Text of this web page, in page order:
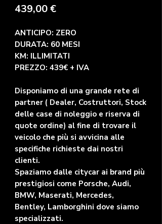
439,00 €Prezzo
ANTICIPO: ZERO
DURATA: 60 MESI
KM: ILLIMITATI
PREZZO: 439€ + IVA
Disponiamo di una grande rete di
partner ( Dealer, Costruttori, Stock
delle case di noleggio e riserva di
quote ordine) al fine di trovare il
veicolo che più si avvicina alle
specifiche richieste dai nostri
clienti.
Spaziamo dalle citycar ai brand più
prestigiosi come Porsche, Audi,
BMW, Maserati, Mercedes,
Bentley, Lamborghini dove siamo
specializzati.